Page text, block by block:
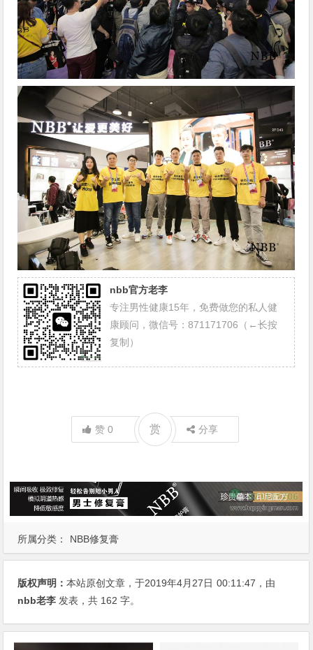
nbb官方老李
专注男性健康15年，免费做您的私人健
康顾问，微信号：871171706（←长按
复制）
赞0 赏 分享
所属分类： NBB修复膏
版权声明：本站原创文章，于2019年4月27日 00:11:47 ，由
nbb老李 发表，共 162 字。